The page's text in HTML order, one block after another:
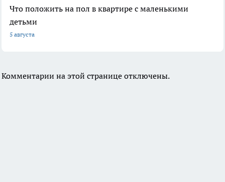
Что положить на пол в квартире с маленькими
детьми
5 августа
Комментарии на этой странице отключены.